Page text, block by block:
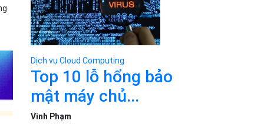
Dịch vụ Cloud Computing
Top 10 lỗ hổng bảo
mật máy chủ...
Vinh Phạm